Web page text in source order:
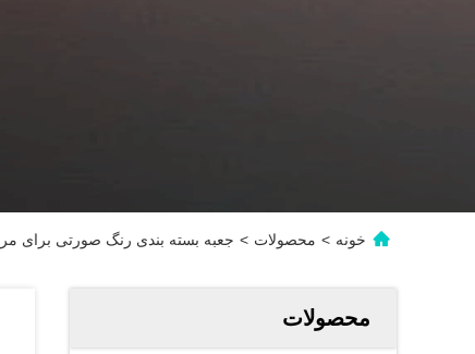
خونه > محصولات > جعبه بسته بندی رنگ صورتی برای
محصولات